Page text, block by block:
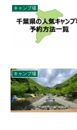
キャンプ場
キャンプ場